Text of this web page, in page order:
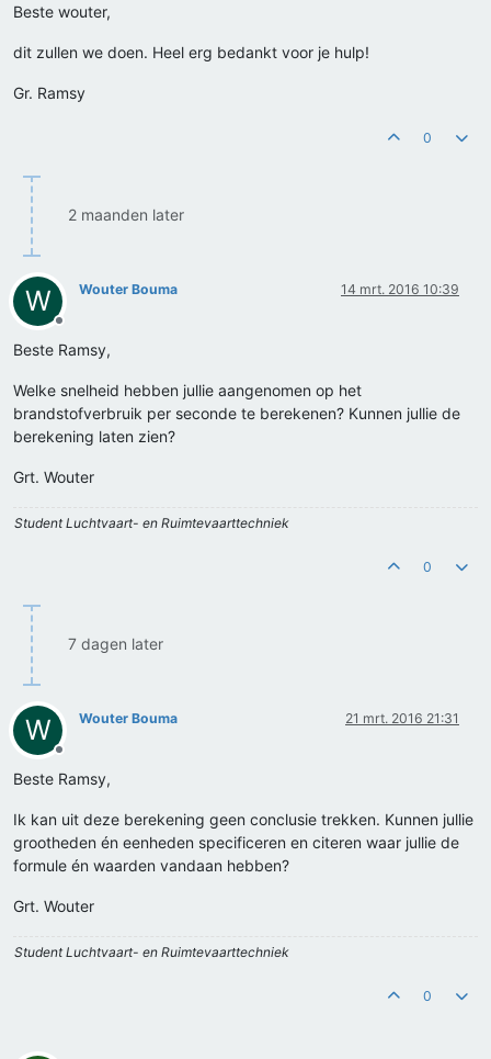
Beste wouter,
dit zullen we doen. Heel erg bedankt voor je hulp!
Gr. Ramsy
0
2 maanden later
W
Offline
Wouter Bouma 14 mrt. 2016 10:39
Beste Ramsy,
Welke snelheid hebben jullie aangenomen op het
brandstofverbruik per seconde te berekenen? Kunnen jullie de
berekening laten zien?
Grt. Wouter
Student Luchtvaart- en Ruimtevaarttechniek
0
7 dagen later
W
Offline
Wouter Bouma 21 mrt. 2016 21:31
Beste Ramsy,
Ik kan uit deze berekening geen conclusie trekken. Kunnen jullie
grootheden én eenheden specificeren en citeren waar jullie de
formule én waarden vandaan hebben?
Grt. Wouter
Student Luchtvaart- en Ruimtevaarttechniek
0